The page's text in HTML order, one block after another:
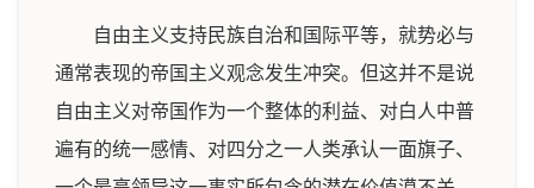
自由主义支持民族自治和国际平等，就势必与
通常表现的帝国主义观念发生冲突。但这并不是说
自由主义对帝国作为一个整体的利益、对白人中普
遍有的统一感情、对四分之一人类承认一面旗子、